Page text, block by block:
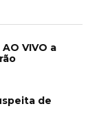
VIVO a
de